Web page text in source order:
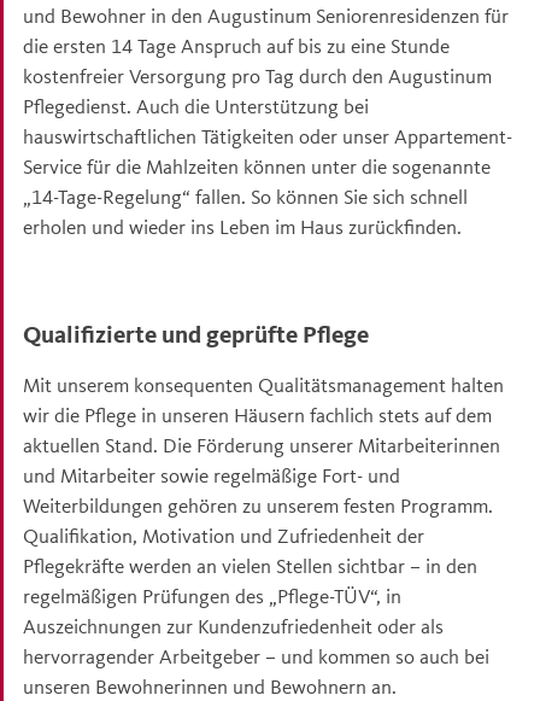
und Bewohner in den Augustinum Seniorenresidenzen für
die ersten 14 Tage Anspruch auf bis zu eine Stunde
kostenfreier Versorgung pro Tag durch den Augustinum
Pflegedienst. Auch die Unterstützung bei
hauswirtschaftlichen Tätigkeiten oder unser Appartement-
Service für die Mahlzeiten können unter die sogenannte
„14-Tage-Regelung“ fallen. So können Sie sich schnell
erholen und wieder ins Leben im Haus zurückfinden.
Qualifizierte und geprüfte Pflege
Mit unserem konsequenten Qualitätsmanagement halten
wir die Pflege in unseren Häusern fachlich stets auf dem
aktuellen Stand. Die Förderung unserer Mitarbeiterinnen
und Mitarbeiter sowie regelmäßige Fort- und
Weiterbildungen gehören zu unserem festen Programm.
Qualifikation, Motivation und Zufriedenheit der
Pflegekräfte werden an vielen Stellen sichtbar – in den
regelmäßigen Prüfungen des „Pflege-TÜV“, in
Auszeichnungen zur Kundenzufriedenheit oder als
hervorragender Arbeitgeber – und kommen so auch bei
unseren Bewohnerinnen und Bewohnern an.